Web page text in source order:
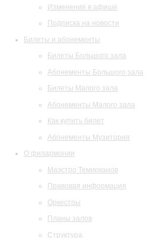
Изменения в афише
Подписка на новости
Билеты и абонементы
Билеты Большого зала
Абонементы Большого зала
Билеты Малого зала
Абонементы Малого зала
Как купить билет
Абонементы Музитория
О филармонии
Маэстро Темирканов
Правовая информация
Оркестры
Планы залов
Структура